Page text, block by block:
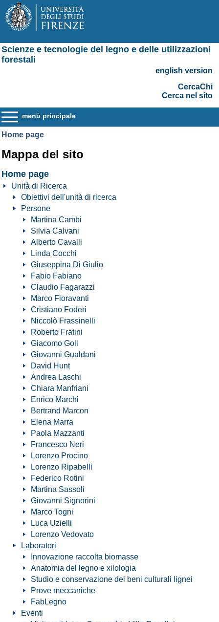
Scienze e tecnologie del legno e delle utilizzazioni
forestali
english version
CercaChi
Cerca nel sito
menù principale
Home page
Mappa del sito
Home page
Unità di Ricerca
Obiettivi dell'unità di ricerca
Persone
Martina Cambi
Silvia Calvani
Alberto Cavalli
Linda Cocchi
Giuseppina Di Giulio
Fabio Fabiano
Claudio Fagarazzi
Marco Fioravanti
Cristiano Foderi
Niccolò Frassinelli
Roberto Fratini
Giacomo Goli
Giovanni Gualdani
David Hunt
Andrea Laschi
Chiara Manfriani
Enrico Marchi
Bertrand Marcon
Elena Marra
Paola Mazzanti
Francesco Neri
Lorenzo Procino
Lorenzo Ripabelli
Federico Rotini
Martina Sassoli
Giovanni Signorini
Marco Togni
Luca Uzielli
Lorenzo Vedovato
Laboratori
Innovazione raccolta biomasse
Anatomia del legno e xilologia
Studio e conservazione dei beni culturali lignei
Prove meccaniche
FabLegno
Eventi